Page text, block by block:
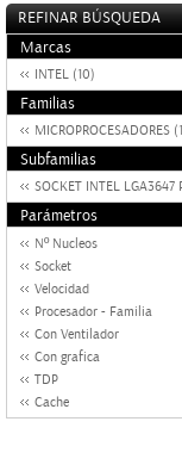
REFINAR BÚSQUEDA
Marcas
INTEL (10)
Familias
MICROPROCESADORES
Subfamilias
SOCKET INTEL LGA3647
Parámetros
Nº Nucleos
Socket
Velocidad
Procesador - Familia
Con Ventilador
Con grafica
TDP
Cache